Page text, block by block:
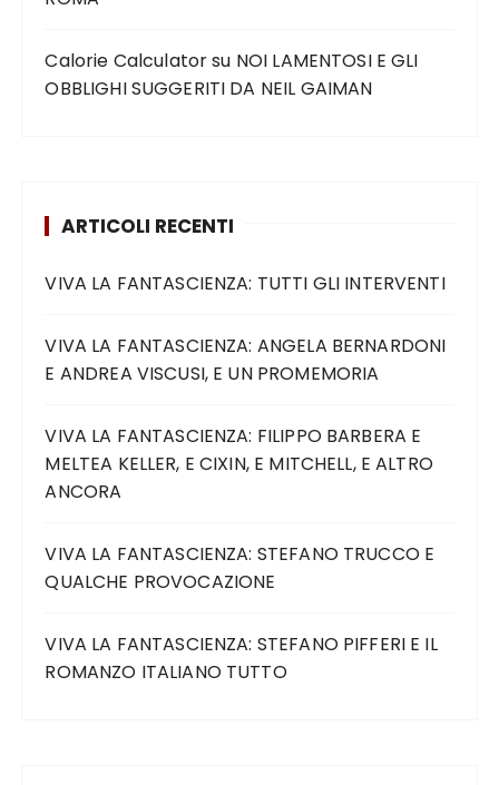
Calorie Calculatorsu NOI LAMENTOSI E GLI
OBBLIGHI SUGGERITI DA NEIL GAIMAN
ARTICOLI RECENTI
VIVA LA FANTASCIENZA: TUTTI GLI INTERVENTI
VIVA LA FANTASCIENZA: ANGELA BERNARDONI
E ANDREA VISCUSI, E UN PROMEMORIA
VIVA LA FANTASCIENZA: FILIPPO BARBERA E
MELTEA KELLER, E CIXIN, E MITCHELL, E ALTRO
ANCORA
VIVA LA FANTASCIENZA: STEFANO TRUCCO E
QUALCHE PROVOCAZIONE
VIVA LA FANTASCIENZA: STEFANO PIFFERI E IL
ROMANZO ITALIANO TUTTO